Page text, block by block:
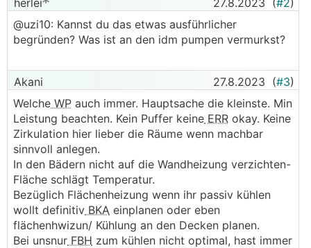
herlei 27.8.2023 (#2)
@uzi10: Kannst du das etwas ausführlicher
begründen? Was ist an den idm pumpen vermurkst?
Akani 27.8.2023 (#3)
Welche WP auch immer. Hauptsache die kleinste. Min
Leistung beachten. Kein Puffer keine ERR okay. Keine
Zirkulation hier lieber die Räume wenn machbar
sinnvoll anlegen.
In den Bädern nicht auf die Wandheizung verzichten-
Fläche schlägt Temperatur.
Bezüglich Flächenheizung wenn ihr passiv kühlen
wollt definitiv BKA einplanen oder eben
flächenhwizun/ Kühlung an den Decken planen.
Bei unsnur FBH zum kühlen nicht optimal, hast immer